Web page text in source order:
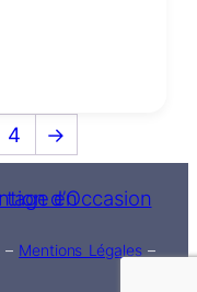
4 →
– Mentions Légales–